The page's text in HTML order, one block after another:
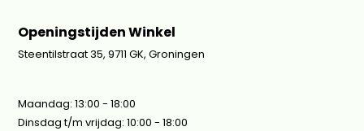
Openingstijden Winkel
Steentilstraat 35, 9711 GK, Groningen
Maandag: 13:00 - 18:00
Dinsdag t/m vrijdag: 10:00 - 18:00